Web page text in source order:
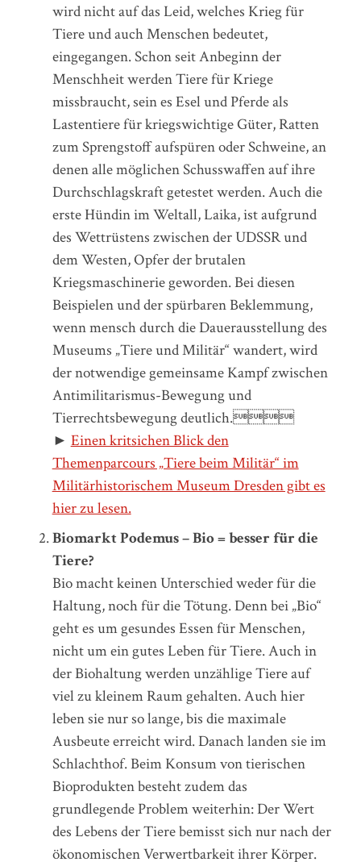
wird nicht auf das Leid, welches Krieg für
Tiere und auch Menschen bedeutet,
eingegangen. Schon seit Anbeginn der
Menschheit werden Tiere für Kriege
missbraucht, sein es Esel und Pferde als
Lastentiere für kriegswichtige Güter, Ratten
zum Sprengstoff aufspüren oder Schweine, an
denen alle möglichen Schusswaffen auf ihre
Durchschlagskraft getestet werden. Auch die
erste Hündin im Weltall, Laika, ist aufgrund
des Wettrüstens zwischen der UDSSR und
dem Westen, Opfer der brutalen
Kriegsmaschinerie geworden. Bei diesen
Beispielen und der spürbaren Beklemmung,
wenn mensch durch die Dauerausstellung des
Museums „Tiere und Militär“ wandert, wird
der notwendige gemeinsame Kampf zwischen
Antimilitarismus-Bewegung und
Tierrechtsbewegung deutlich.
► Einen kritsichen Blick den
Themenparcours „Tiere beim Militär“ im
Militärhistorischem Museum Dresden gibt es
hier zu lesen.
Biomarkt Podemus – Bio = besser für die
Tiere?
Bio macht keinen Unterschied weder für die
Haltung, noch für die Tötung. Denn bei „Bio“
geht es um gesundes Essen für Menschen,
nicht um ein gutes Leben für Tiere. Auch in
der Biohaltung werden unzählige Tiere auf
viel zu kleinem Raum gehalten. Auch hier
leben sie nur so lange, bis die maximale
Ausbeute erreicht wird. Danach landen sie im
Schlachthof. Beim Konsum von tierischen
Bioprodukten besteht zudem das
grundlegende Problem weiterhin: Der Wert
des Lebens der Tiere bemisst sich nur nach der
ökonomischen Verwertbarkeit ihrer Körper.